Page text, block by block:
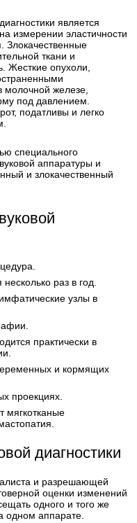
является
измерении эластичности
Злокачественные
ткани и
Жесткие опухоли,
молочной железе,
под давлением.
податливы и легко
специального
аппаратуры и
и злокачественный
раз в год.
узлы в
практически в
и кормящих
проекциях.
мягкотканые
диагностики
и разрешающей
оценки изменений
одного и того же
одном аппарате.